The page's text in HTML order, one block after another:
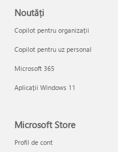
Noutăți
Copilot pentru organizații
Copilot pentru uz personal
Microsoft 365
Aplicații Windows 11
Microsoft Store
Profil de cont